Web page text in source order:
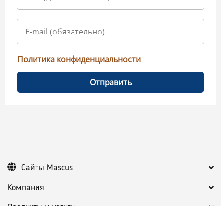
Политика конфиденциальности
Отправить
Компания
Сайты Mascus